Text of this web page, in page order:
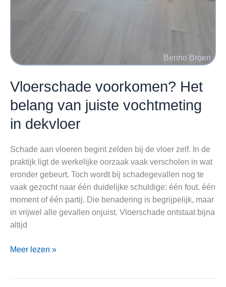
Vloerschade voorkomen? Het
belang van juiste vochtmeting
in dekvloer
Schade aan vloeren begint zelden bij de vloer zelf. In de
praktijk ligt de werkelijke oorzaak vaak verscholen in wat
eronder gebeurt. Toch wordt bij schadegevallen nog te
vaak gezocht naar één duidelijke schuldige: één fout, één
moment of één partij. Die benadering is begrijpelijk, maar
in vrijwel alle gevallen onjuist. Vloerschade ontstaat bijna
altijd
Vloerschade
Meer lezen »